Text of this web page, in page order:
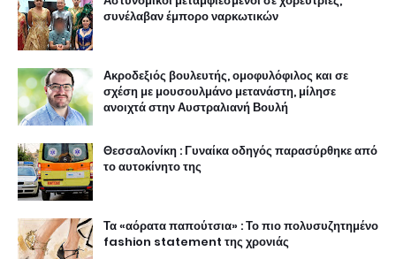
συνέλαβαν έμπορο ναρκωτικών
Ακροδεξιός βουλευτής, ομοφυλόφιλος και σε
σχέση με μουσουλμάνο μετανάστη, μίλησε
ανοιχτά στην Αυστραλιανή Βουλή
Θεσσαλονίκη : Γυναίκα οδηγός παρασύρθηκε από
το αυτοκίνητο της
Τα «αόρατα παπούτσια» : Το πιο πολυσυζητημένο
fashion statement της χρονιάς